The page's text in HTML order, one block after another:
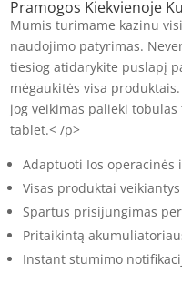
Pramogos Kiekvienoje
Mumis turimame kazinu
naudojimo patyrimas.
tiesiog atidarykite puslapį
mėgaukitės visa
jog veikimas palieki
tablet.< /p>
Adaptuoti Ios operacinės
Visas produktai
Spartus prisijungimas
Pritaikintą
Instant stumimo